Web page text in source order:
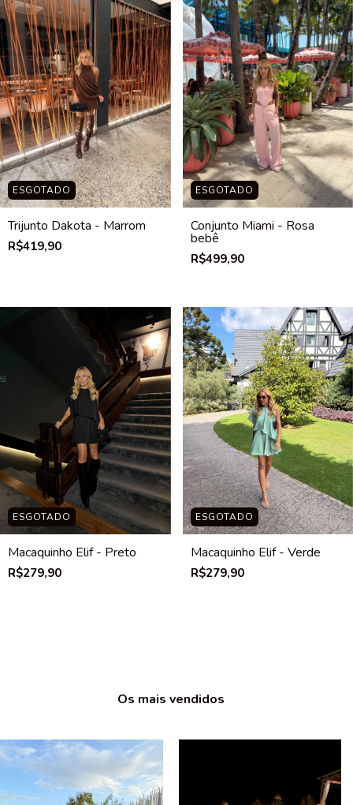
ESGOTADO
Trijunto Dakota - Marrom
R$419,90
ESGOTADO
Conjunto Miami - Rosa
bebê
R$499,90
ESGOTADO
Macaquinho Elif - Preto
R$279,90
ESGOTADO
Macaquinho Elif - Verde
R$279,90
Os mais vendidos